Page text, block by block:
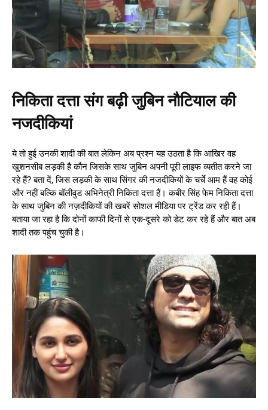
निकिता दत्ता संग बढ़ी जुबिन नौटियाल की
नजदीकियां
ये तो हुई उनकी शादी की बात लेकिन अब प्रश्न यह उठता है कि आखिर वह
खुशनसीब लड़की है कौन जिसके साथ जुबिन अपनी पूरी लाइफ व्यतीत करने जा
रहे हैं? बता दें, जिस लड़की के साथ सिंगर की नजदीकियों के चर्चे आम हैं वह कोई
और नहीं बल्कि बॉलीवुड अभिनेत्री निकिता दत्ता हैं। कबीर सिंह फेम निकिता दत्ता
के साथ जुबिन की नज़दीकियों की खबरें सोशल मीडिया पर ट्रेंड कर रही हैं।
बताया जा रहा है कि दोनों काफी दिनों से एक-दूसरे को डेट कर रहे हैं और बात अब
शादी तक पहुंच चुकी है।